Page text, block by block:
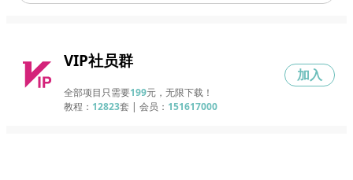
VIP社员群
全部项目只需要199元，无限下载！
教程： 12823套 | 会员： 151617000
加入